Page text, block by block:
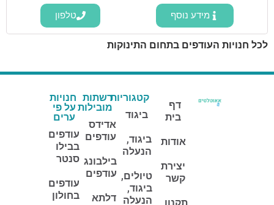
מידע נוסף טלפון
לכל חנויות העודפים בתחום התינוקות
דף
בית
אודות
יצירת
קשר
קטגוריות
ביגוד
ביגוד,
הנעלה
טיולים,
ביגוד,
הנעלה
רשתות
מובילות
אדידס
עודפים
בילבונג
עודפים
דלתא
חנויות
על פי
ערים
עודפים
בבילו
סנטר
עודפים
בחולון